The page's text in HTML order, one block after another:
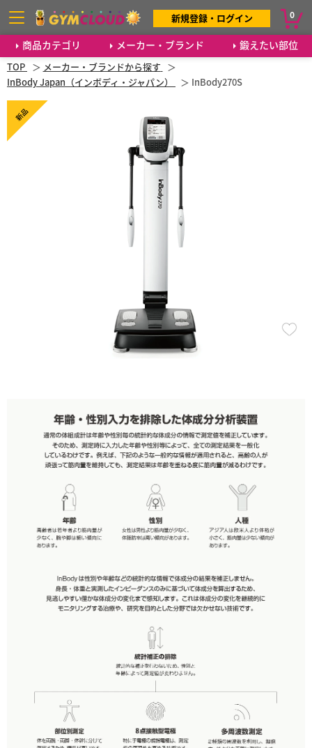
商品カテゴリ メーカー・ブランド 鍛えたい部位
新規登録・ログイン 0
TOP
メーカー・ブランドから探す
InBody Japan（インボディ・ジャパン）
InBody270S
新品